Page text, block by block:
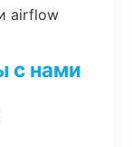
airflow
с нами